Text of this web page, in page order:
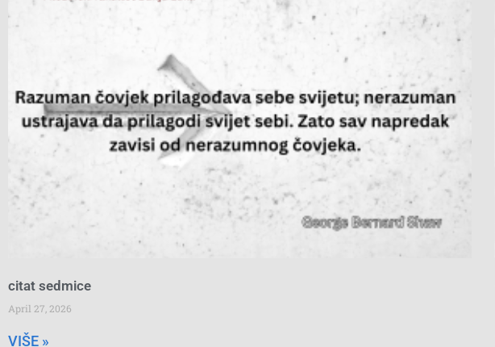
citat sedmice
April 27, 2026
VIŠE »